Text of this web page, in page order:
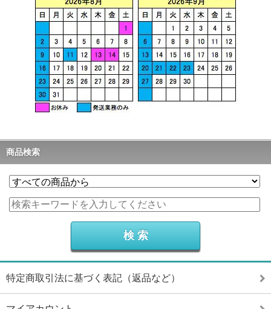
商品検索
特定商取引法に基づく表記（返品など）